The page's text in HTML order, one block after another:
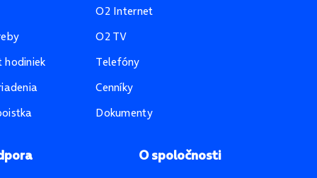
hodiniek
O2 Internet
O2 TV
Telefóny
Cenníky
Dokumenty
O spoločnosti